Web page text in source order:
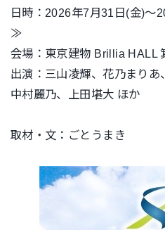
日時：2026年7月31日(金)～
≫
会場：東京建物 Brillia HALL
出演：三山凌輝、花乃まりあ
中村麗乃、上田堪大 ほか
取材・文：ごとうまき